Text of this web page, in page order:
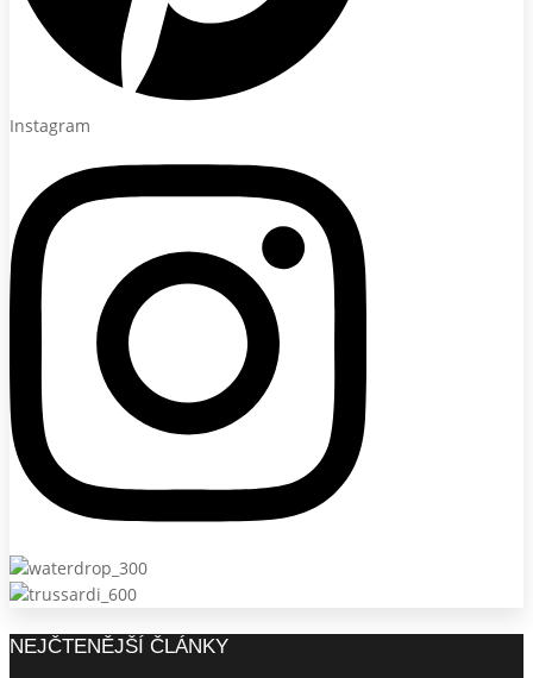
Instagram
NEJČTENĚJŠÍ ČLÁNKY